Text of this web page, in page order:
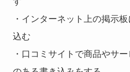
・インターネット上の掲示
込む
・口コミサイトで商品やサ